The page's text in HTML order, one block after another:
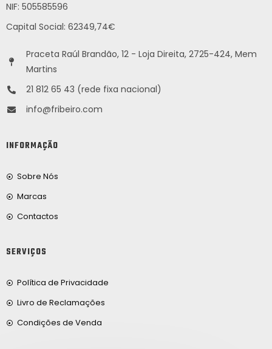
NIF: 505585596
Capital Social: 62349,74€
Praceta Raúl Brandão, 12 - Loja Direita, 2725-424, Mem
Martins
21 812 65 43 (rede fixa nacional)
info@fribeiro.com
INFORMAÇÃO
Sobre Nós
Marcas
Contactos
SERVIÇOS
Política de Privacidade
Livro de Reclamações
Condições de Venda